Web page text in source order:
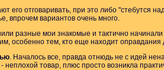
его отговаривать, при это либо "стебутся
впрочем вариантов очень много.
разные мои знакомые и тактично
особенно тем, кто еще находит
. Началось все, правда отнюдь не с идей
товар, плюс просто возникла